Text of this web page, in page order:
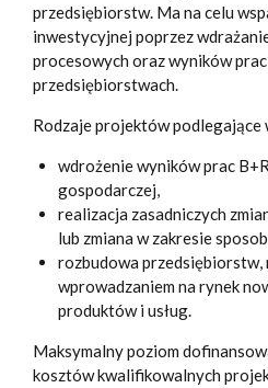
przedsiębiorstw. Ma na celu
inwestycyjnej poprzez
procesowych oraz wyników
przedsiębiorstwach.
Rodzaje projektów podlegające
wdrożenie wyników prac
gospodarczej,
realizacja zasadniczych
lub zmiana w zakresie
rozbudowa przedsiębiorstw,
wprowadzaniem na rynek
produktów i usług.
Maksymalny poziom
kosztów kwalifikowalnych